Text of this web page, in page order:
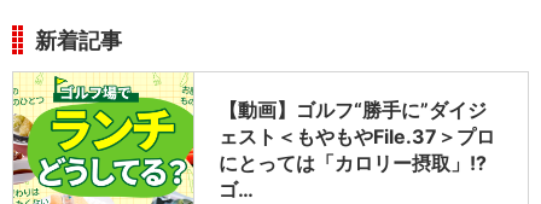
新着記事
【動画】ゴルフ“勝手に”ダイジ
ェスト＜もやもやFile.37＞プロ
にとっては「カロリー摂取」!?
ゴ…